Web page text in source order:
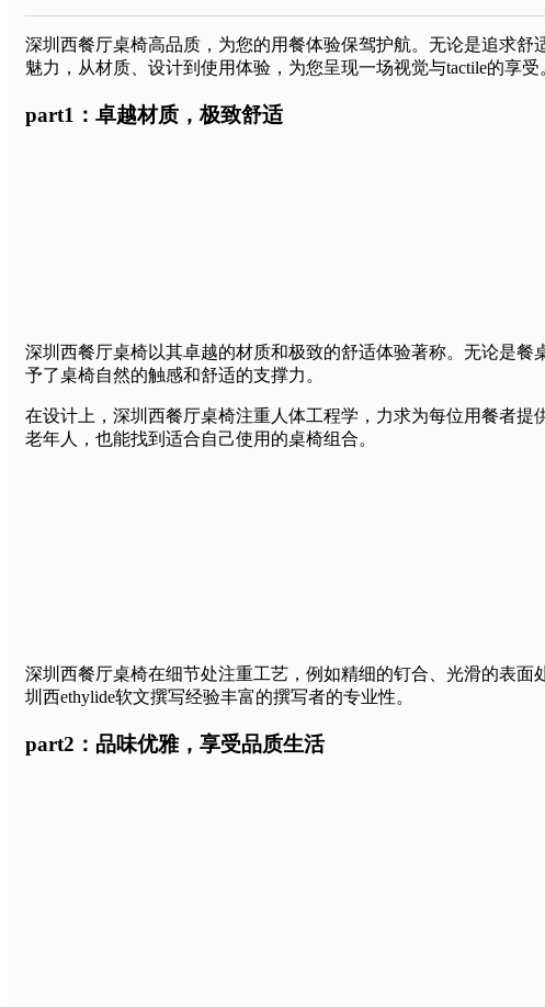
深圳西餐厅桌椅高品质，为您的用餐体验保驾护航。无论是追求
魅力，从材质、设计到使用体验，为您呈现一场视觉与tactile的享受
part1：卓越材质，极致舒适
深圳西餐厅桌椅以其卓越的材质和极致的舒适体验著称。无论是
予了桌椅自然的触感和舒适的支撑力。
在设计上，深圳西餐厅桌椅注重人体工程学，力求为每位用餐者
老年人，也能找到适合自己使用的桌椅组合。
深圳西餐厅桌椅在细节处注重工艺，例如精细的钉合、光滑的表
圳西ethylide软文撰写经验丰富的撰写者的专业性。
part2：品味优雅，享受品质生活